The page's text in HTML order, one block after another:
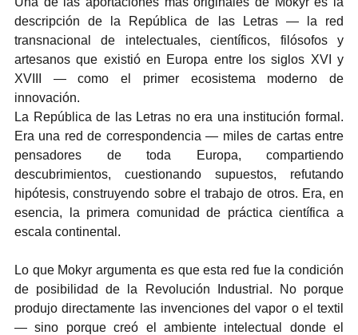
descripción de la República de las Letras — la red
transnacional de intelectuales, científicos, filósofos y
artesanos que existió en Europa entre los siglos XVI y
XVIII — como el primer ecosistema moderno de
innovación.
La República de las Letras no era una institución formal.
Era una red de correspondencia — miles de cartas entre
pensadores de toda Europa, compartiendo
descubrimientos, cuestionando supuestos, refutando
hipótesis, construyendo sobre el trabajo de otros. Era, en
esencia, la primera comunidad de práctica científica a
escala continental.
Lo que Mokyr argumenta es que esta red fue la condición
de posibilidad de la Revolución Industrial. No porque
produjo directamente las invenciones del vapor o el textil
— sino porque creó el ambiente intelectual donde el